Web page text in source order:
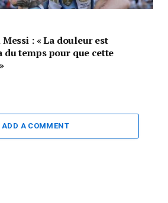
: « La douleur est
temps pour que cette
ADD A COMMENT